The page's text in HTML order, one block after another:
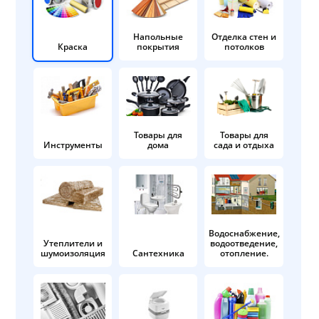
Краска
Напольные
покрытия
Отделка стен и
потолков
Инструменты
Товары для
дома
Товары для
сада и отдыха
Утеплители и
шумоизоляция
Сантехника
Водоснабжение,
водоотведение,
отопление.